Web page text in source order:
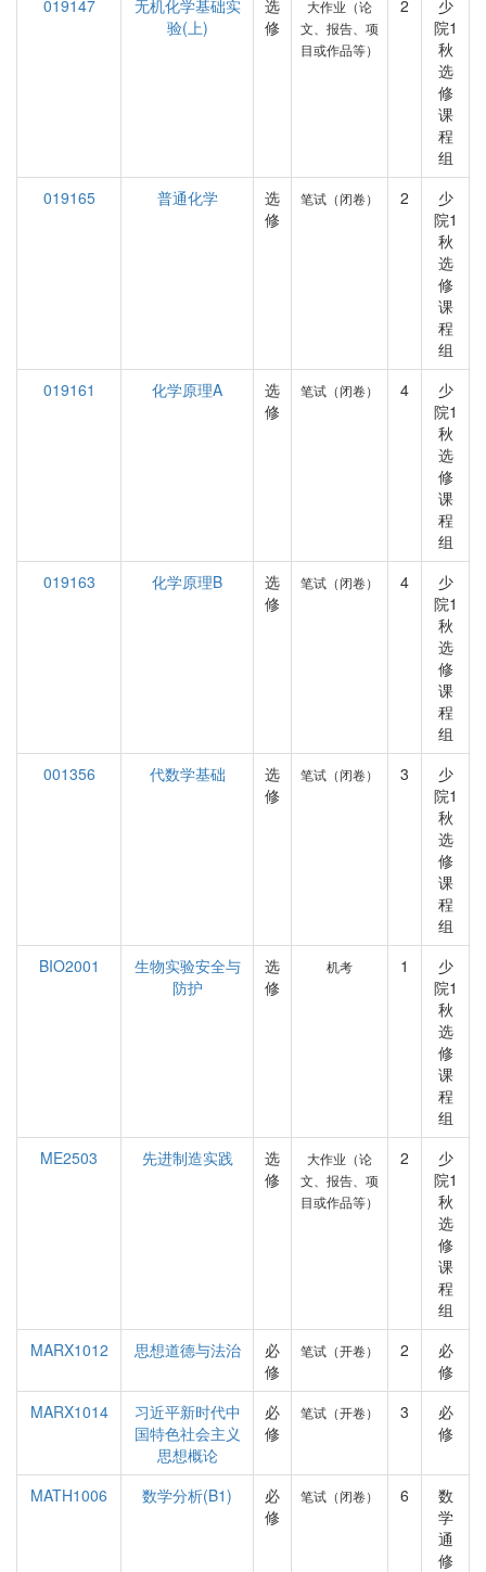
019147
无机化学基础实
验(上)
选
修
大作业（论
文、报告、项
目或作品等）
2
少
院1
秋
选
修
课
程
组
019165
普通化学
选
修
笔试（闭卷） 2
少
院1
秋
选
修
课
程
组
019161
化学原理A
选
修
笔试（闭卷） 4
少
院1
秋
选
修
课
程
组
019163
化学原理B
选
修
笔试（闭卷） 4
少
院1
秋
选
修
课
程
组
001356
代数学基础
选
修
笔试（闭卷） 3
少
院1
秋
选
修
课
程
组
BIO2001
生物实验安全与
防护
选
修
机考 1
少
院1
秋
选
修
课
程
组
ME2503
先进制造实践
选
修
大作业（论
文、报告、项
目或作品等）
2
少
院1
秋
选
修
课
程
组
MARX1012
思想道德与法治
必
修
笔试（开卷） 2
必
修
MARX1014
习近平新时代中
国特色社会主义
思想概论
必
修
笔试（开卷） 3
必
修
MATH1006 数学分析(B1)
必
修
笔试（闭卷） 6
数
学
通
修